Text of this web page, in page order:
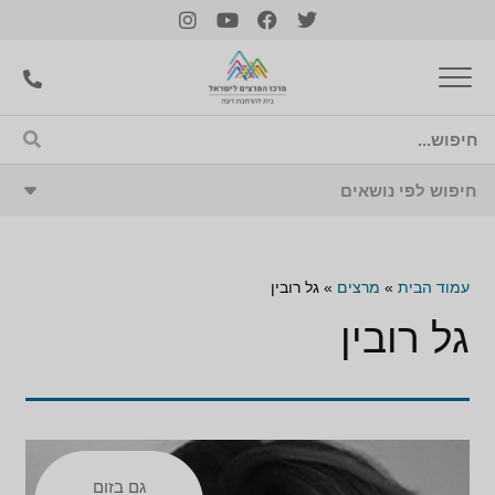
עמוד הבית » מרצים »גל רובין
גל רובין
גם בזום